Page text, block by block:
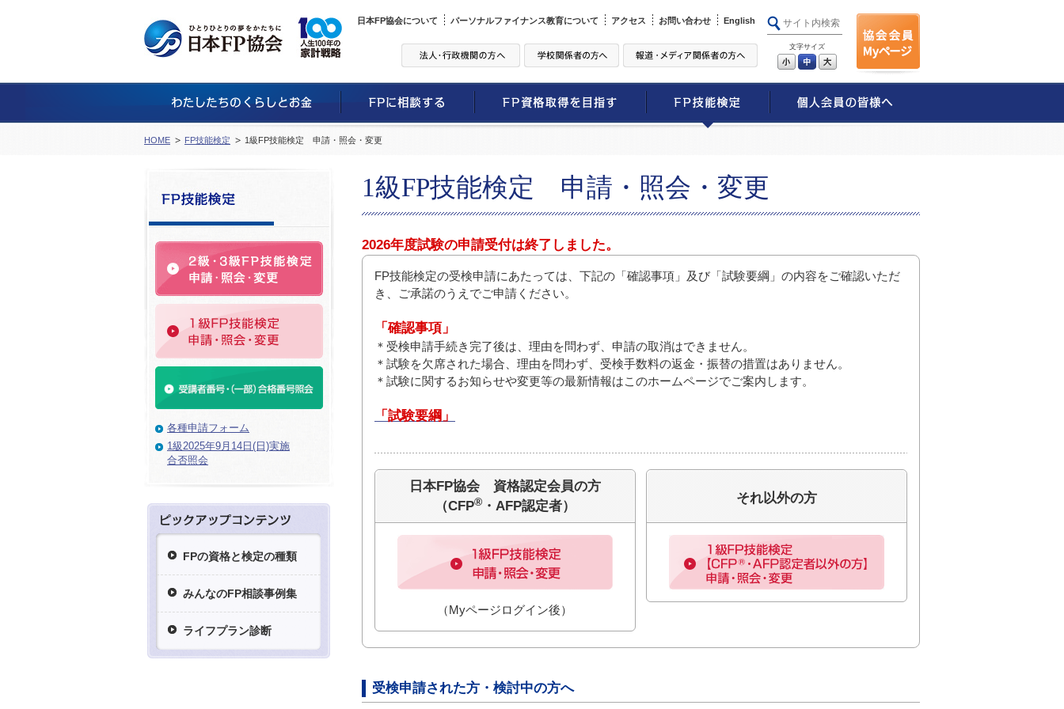
日本FP協会について パーソナルファイナンス教育について アクセス お問い合わせ English
文字サイズ
小 中
HOME FP技能検定 1級FP技能検定 申請・照会・変更
1級FP技能検定 申請・照会・変更
2026年度試験の申請受付は終了しました。
FP技能検定の受検申請にあたっては、下記の「確認事項」及び「試験要綱」の内容をご確認いただ
き、ご承諾のうえでご申請ください。
「確認事項」
＊受検申請手続き完了後は、理由を問わず、申請の取消はできません。
＊試験を欠席された場合、理由を問わず、受検手数料の返金・振替の措置はありません。
＊試験に関するお知らせや変更等の最新情報はこのホームページでご案内します。
「試験要綱」
日本FP協会 資格認定会員の方
（CFP®・AFP認定者）
（Myページログイン後）
それ以外の方
受検申請された方・検討中の方へ
各種申請フォーム
1級2025年9月14日(日)実施
合否照会
FPの資格と検定の種類
みんなのFP相談事例集
ライフプラン診断